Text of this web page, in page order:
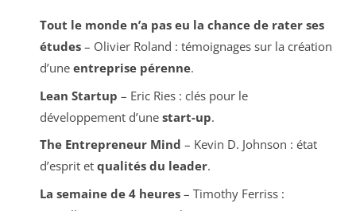
Tout le monde n’a pas eu la chance de rater ses
études– Olivier Roland : témoignages sur la création
d’une entreprise pérenne.
Lean Startup – Eric Ries : clés pour le
développement d’une start-up.
The Entrepreneur Mind – Kevin D. Johnson : état
d’esprit et qualités du leader.
La semaine de 4 heures– Timothy Ferriss :